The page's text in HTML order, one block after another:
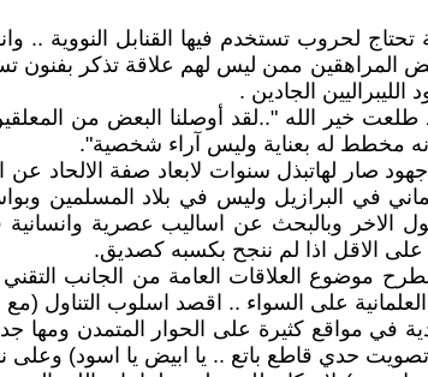
لحروب تستخدم فيها القنابل النووية ..
ممن ليس لهم علاقة تذكر بفنون
الجادين .
خير الله "..لقد أوصلنا البعض من
مخطط له بعناية وليس آراء شخصية".
صار لهاتبذل سنوات لابعاد صفة الالحاد عن
في البرازيل وليس في بلاد المسلمين
لقبول الاخر وبالبحث عن اساليب عصرية
على الاقل اذا لم ننجح بكسبه كصديق.
لطرح موضوع العلاقات العامة من الجانب
على السواء .. اقصد اسلوب التناول (مع
مواقع كثيرة على الحوار المتمدن ومها
معظم التقييمات اما ان تكون 100% او صفر % تصويت حدي قاطع